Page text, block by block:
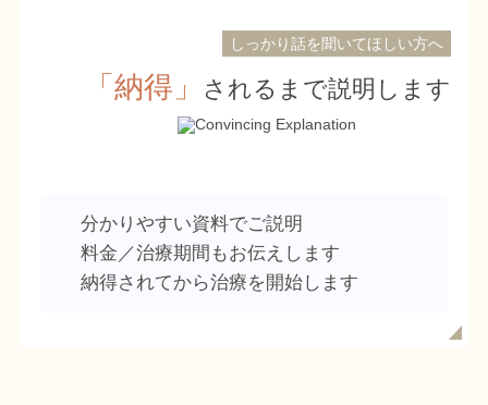
しっかり話を聞いてほしい方へ
「納得」 されるまで説明します
分かりやすい資料でご説明
料金／治療期間 もお伝えします
納得されてから治療を開始します